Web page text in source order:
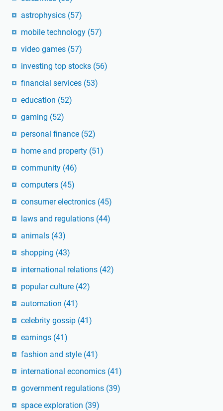
astrophysics (57)
mobile technology (57)
video games (57)
investing top stocks (56)
financial services (53)
education (52)
gaming (52)
personal finance (52)
home and property (51)
community (46)
computers (45)
consumer electronics (45)
laws and regulations (44)
animals (43)
shopping (43)
international relations (42)
popular culture (42)
automation (41)
celebrity gossip (41)
earnings (41)
fashion and style (41)
international economics (41)
government regulations (39)
space exploration (39)